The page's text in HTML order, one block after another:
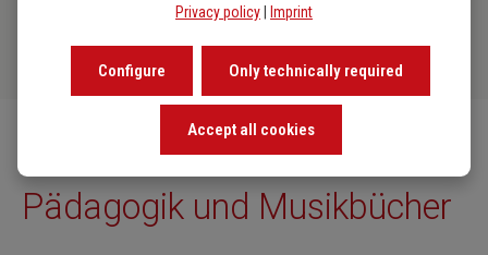
Pädagogik und Musikbücher
Privacy policy| Imprint
Only technically required
Configure
Accept all cookies